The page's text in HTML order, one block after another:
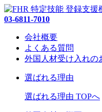
03-6811-7010
会社概要
よくある質問
外国人材受け入れの
選ばれる理由
選ばれる理由 TOPへ